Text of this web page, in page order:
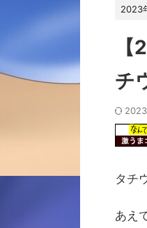
2023
チ
タチ
あえ